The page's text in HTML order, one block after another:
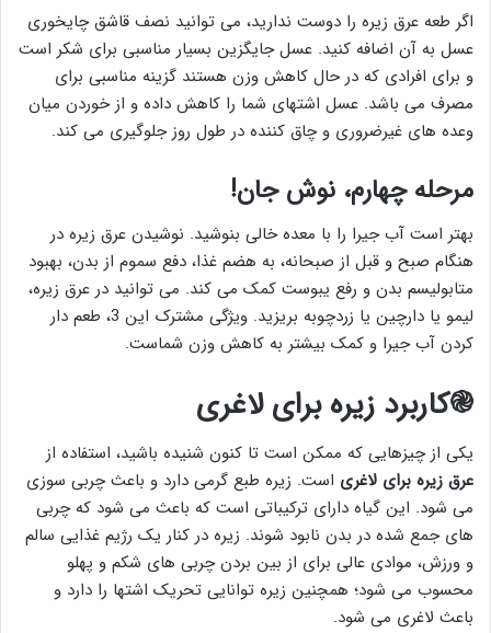
اگر طعه عرق زیره را دوست ندارید، می توانید نصف قاشق چایخوری
عسل به آن اضافه کنید. عسل جایگزین بسیار مناسبی برای شکر است
و برای افرادی که در حال کاهش وزن هستند گزینه مناسبی برای
مصرف می باشد. عسل اشتهای شما را کاهش داده و از خوردن میان
وعده های غیرضروری و چاق کننده در طول روز جلوگیری می کند.
مرحله چهارم، نوش جان!
بهتر است آب جیرا را با معده خالی بنوشید. نوشیدن عرق زیره در
هنگام صبح و قبل از صبحانه، به هضم غذا، دفع سموم از بدن، بهبود
متابولیسم بدن و رفع یبوست کمک می کند. می توانید در عرق زیره،
لیمو یا دارچین یا زردچوبه بریزید. ویژگی مشترک این 3، طعم دار
کردن آب جیرا و کمک بیشتر به کاهش وزن شماست.
֎کاربرد زیره برای لاغری
یکی از چیزهایی که ممکن است تا کنون شنیده باشید، استفاده از
عرق زیره برای لاغری است. زیره طبع گرمی دارد و باعث چربی سوزی
می شود. این گیاه دارای ترکیباتی است که باعث می شود که چربی
های جمع شده در بدن نابود شوند. زیره در کنار یک رژیم غذایی سالم
و ورزش، موادی عالی برای از بین بردن چربی های شکم و پهلو
محسوب می شود؛ همچنین زیره توانایی تحریک اشتها را دارد و
باعث لاغری می شود.